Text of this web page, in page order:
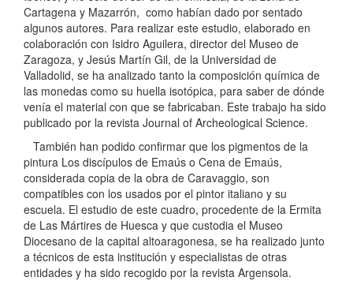
Cartagena y Mazarrón, como habían dado por sentado
algunos autores. Para realizar este estudio, elaborado en
colaboración con Isidro Aguilera, director del Museo de
Zaragoza, y Jesús Martín Gil, de la Universidad de
Valladolid, se ha analizado tanto la composición química de
las monedas como su huella isotópica, para saber de dónde
venía el material con que se fabricaban. Este trabajo ha sido
publicado por la revista Journal of Archeological Science.
También han podido confirmar que los pigmentos de la
pintura Los discípulos de Emaús o Cena de Emaús,
considerada copia de la obra de Caravaggio, son
compatibles con los usados por el pintor italiano y su
escuela. El estudio de este cuadro, procedente de la Ermita
de Las Mártires de Huesca y que custodia el Museo
Diocesano de la capital altoaragonesa, se ha realizado junto
a técnicos de esta institución y especialistas de otras
entidades y ha sido recogido por la revista Argensola.